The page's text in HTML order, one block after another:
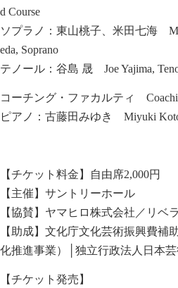
d Course
ソプラノ：東山桃子、米田七海
eda, Soprano
テノール：谷島 晟 Joe Yajima,
コーチング・ファカルティ
ピアノ：古藤田みゆき Miyuki
【チケット料金】自由席2,000円
【主催】サントリーホール
【協賛】ヤマヒロ株式会社／リベ
【助成】文化庁文化芸術振興費補
化推進事業）│独立行政法人日本
【チケット発売】